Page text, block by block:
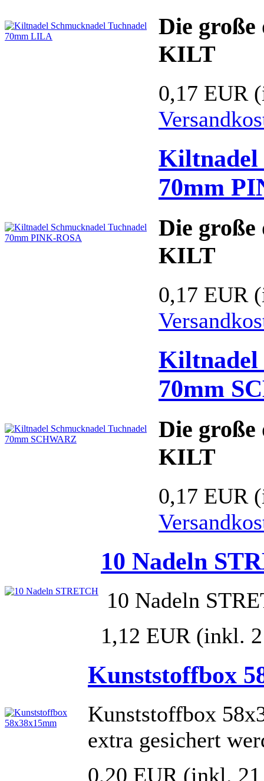
Die große
KILT
0,17 EUR
Kiltnadel
70mm
Die große
KILT
0,17 EUR
Kiltnadel
70mm
Die große
KILT
0,17 EUR
10 Nadeln
10 Nadeln
1,12 EUR (inkl.
Kunststoffbox
Kunststoffbox
extra gesichert
0,20 EUR (inkl.